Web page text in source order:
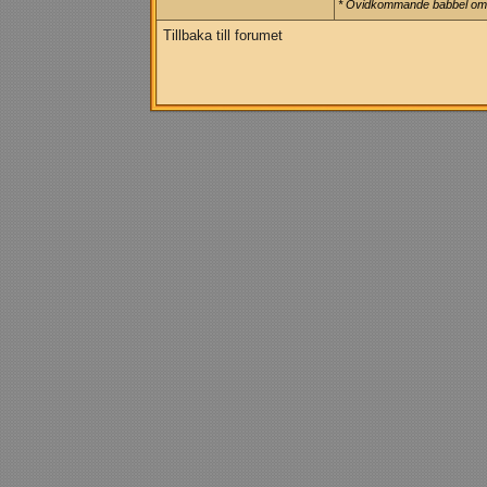
* Ovidkommande babbel
Tillbaka till forumet